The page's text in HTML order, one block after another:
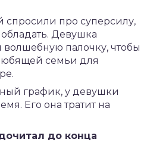
спросили про суперсилу,
Девушка
волшебную палочку, чтобы
семьи для
график, у девушки
Его она тратит на
до конца